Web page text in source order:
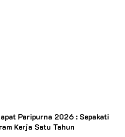
Paripurna 2026 : Sepakati
Kerja Satu Tahun